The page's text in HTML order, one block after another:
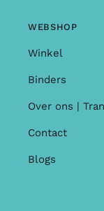
WEBSHOP
Winkel
Binders
Over ons |
Contact
Blogs